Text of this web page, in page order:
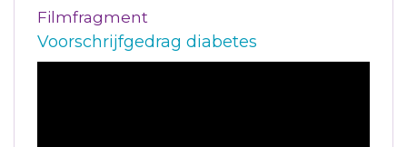
Filmfragment
Voorschrijfgedrag diabetes